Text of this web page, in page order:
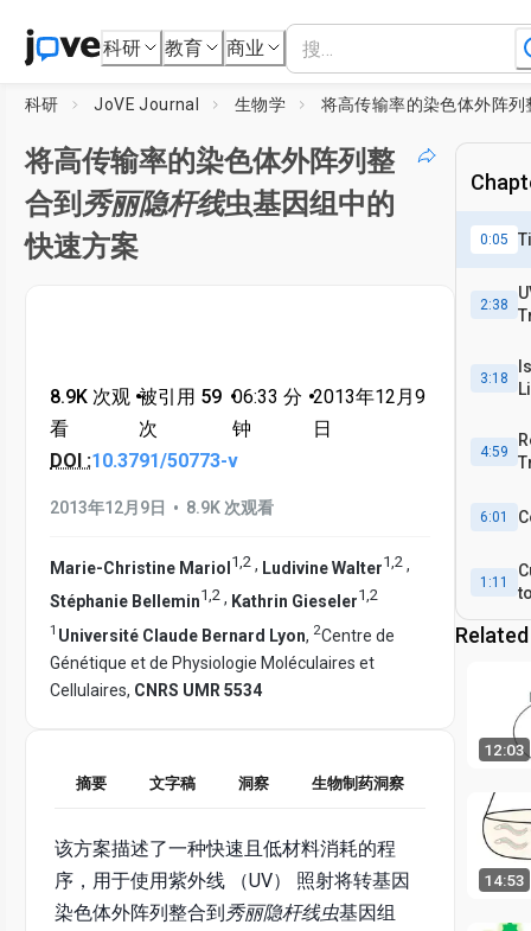
科研 教育 商业
科研 JoVE Journal 生物学
将高传输率的染色体外阵列整
合到 秀丽隐杆线虫基因组中的
快速方案
8.9K 次观
看
•被引用 59
次
•06:33 分
钟
•2013年12月9
日
DOI :10.3791/50773-v
2013年12月9日 • 8.9K 次观看
Marie-Christine Mariol 1,2 , Ludivine Walter1,2 ,
Stéphanie Bellemin1 2 , Kathrin Gieseler1 2
1 Université Claude Bernard Lyon, 2Centre de
Génétique et de Physiologie Moléculaires et
Cellulaires, CNRS UMR 5534
摘要 文字稿 洞察 生物制药洞察
该方案描述了一种快速且低材料消耗的程
序，用于使用紫外线 （UV） 照射将转基因
染色体外阵列整合到秀丽隐杆线虫基因组
0:05
2:38
3:18
4:59
6:01
1:11
12:03
14:53